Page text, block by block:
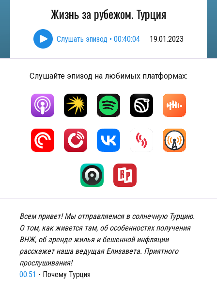
Жизнь за рубежом. Турция
Слушать эпизод • 00:40:04 19.01.2023
Слушайте эпизод на любимых платформах:
Всем привет! Мы отправляемся в солнечную Турцию.
О том, как живется там, об особенностях получения
ВНЖ, об аренде жилья и бешенной инфляции
расскажет наша ведущая Елизавета. Приятного
прослушивания!
00:51 - Почему Турция